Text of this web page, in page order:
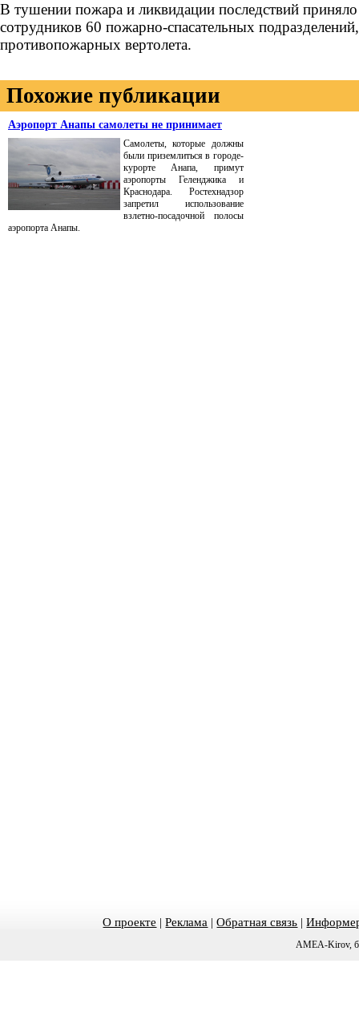
В тушении пожара и ликвидации последствий
сотрудников 60 пожарно-спасательных
противопожарных вертолета.
Похожие публикации
Аэропорт Анапы самолеты не принимает
Самолеты, которые должны
были приземлиться в городе-
курорте Анапа, примут
аэропорты Геленджика и
Краснодара. Ростехнадзор
запретил использование
взлетно-посадочной полосы
аэропорта Анапы.
О проекте |Реклама |Обратная связь |
AMEA-Kirov,